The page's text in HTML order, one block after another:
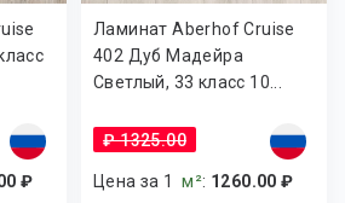
₽
Ламинат Aberhof Cruise
402 Дуб Мадейра
Светлый, 33 класс 10...
₽ 1325.00
Цена за 1м²: 1260.00 ₽